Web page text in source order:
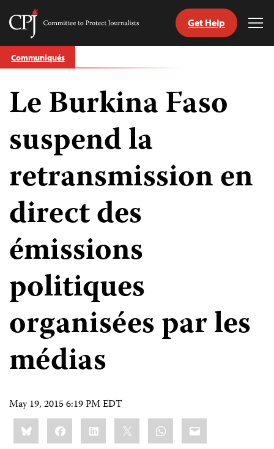
Skip
to
Committee
Journalists
Get Help
Communiqués
Le Burkina Faso
suspend la
retransmission en
direct des
émissions
politiques
organisées par les
médias
May 19, 2015 6:19 PM EDT
Share
this:BlueskyFacebookLinkedIn WhatsApp
Email